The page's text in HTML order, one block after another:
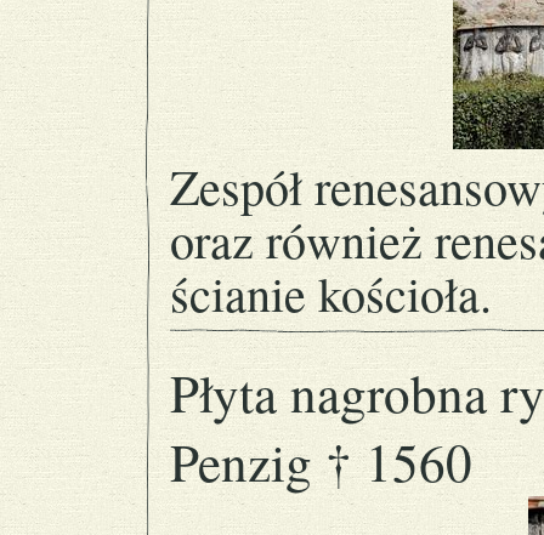
Zespół
oraz również
ścianie kościoła.
Płyta nagrobna
Penzig † 1560